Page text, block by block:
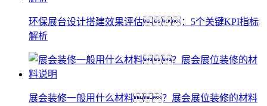
环保展台设计搭建效果评估：5个关键KPI指标
解析
展会装修一般用什么材料？展会展位装修的材料